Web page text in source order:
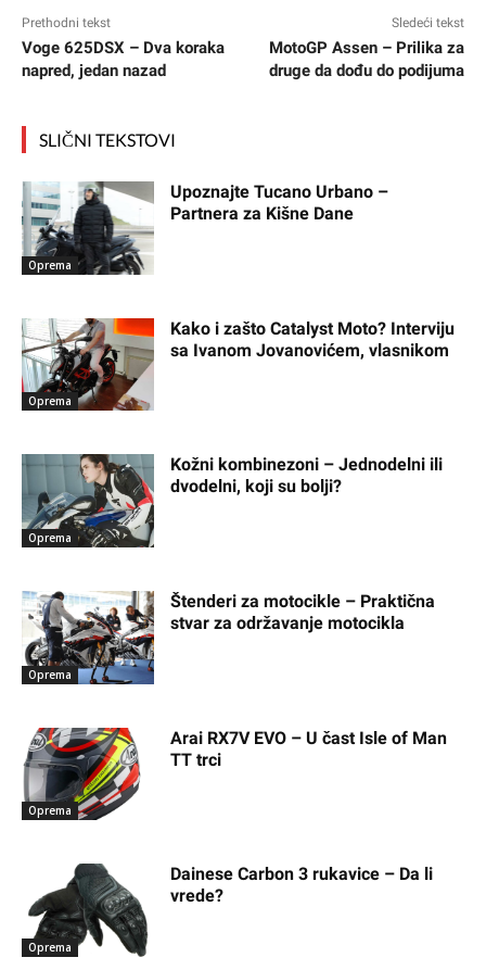
Prethodni tekst
Voge 625DSX – Dva koraka
napred, jedan nazad
Sledeći tekst
MotoGP Assen – Prilika za
druge da dođu do podijuma
SLIČNI TEKSTOVI
Oprema
Upoznajte Tucano Urbano –
Partnera za Kišne Dane
Oprema
Kako i zašto Catalyst Moto? Interviju
sa Ivanom Jovanovićem, vlasnikom
Oprema
Kožni kombinezoni – Jednodelni ili
dvodelni, koji su bolji?
Oprema
Štenderi za motocikle – Praktična
stvar za održavanje motocikla
Oprema
Arai RX7V EVO – U čast Isle of Man
TT trci
Oprema
Dainese Carbon 3 rukavice – Da li
vrede?